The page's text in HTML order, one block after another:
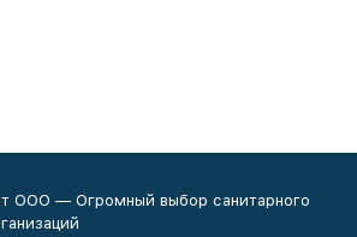
ООО — Огромный выбор санитарного